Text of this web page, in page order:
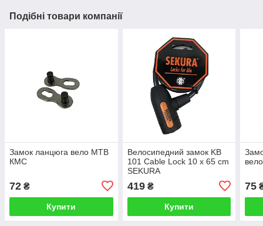
Подібні товари компанії
Замок ланцюга вело МТВ
КМС
72 ₴
Купити
Велосипедний замок KB
101 Cable Lock 10 x 65 cm
SEKURA
419₴
Купити
75